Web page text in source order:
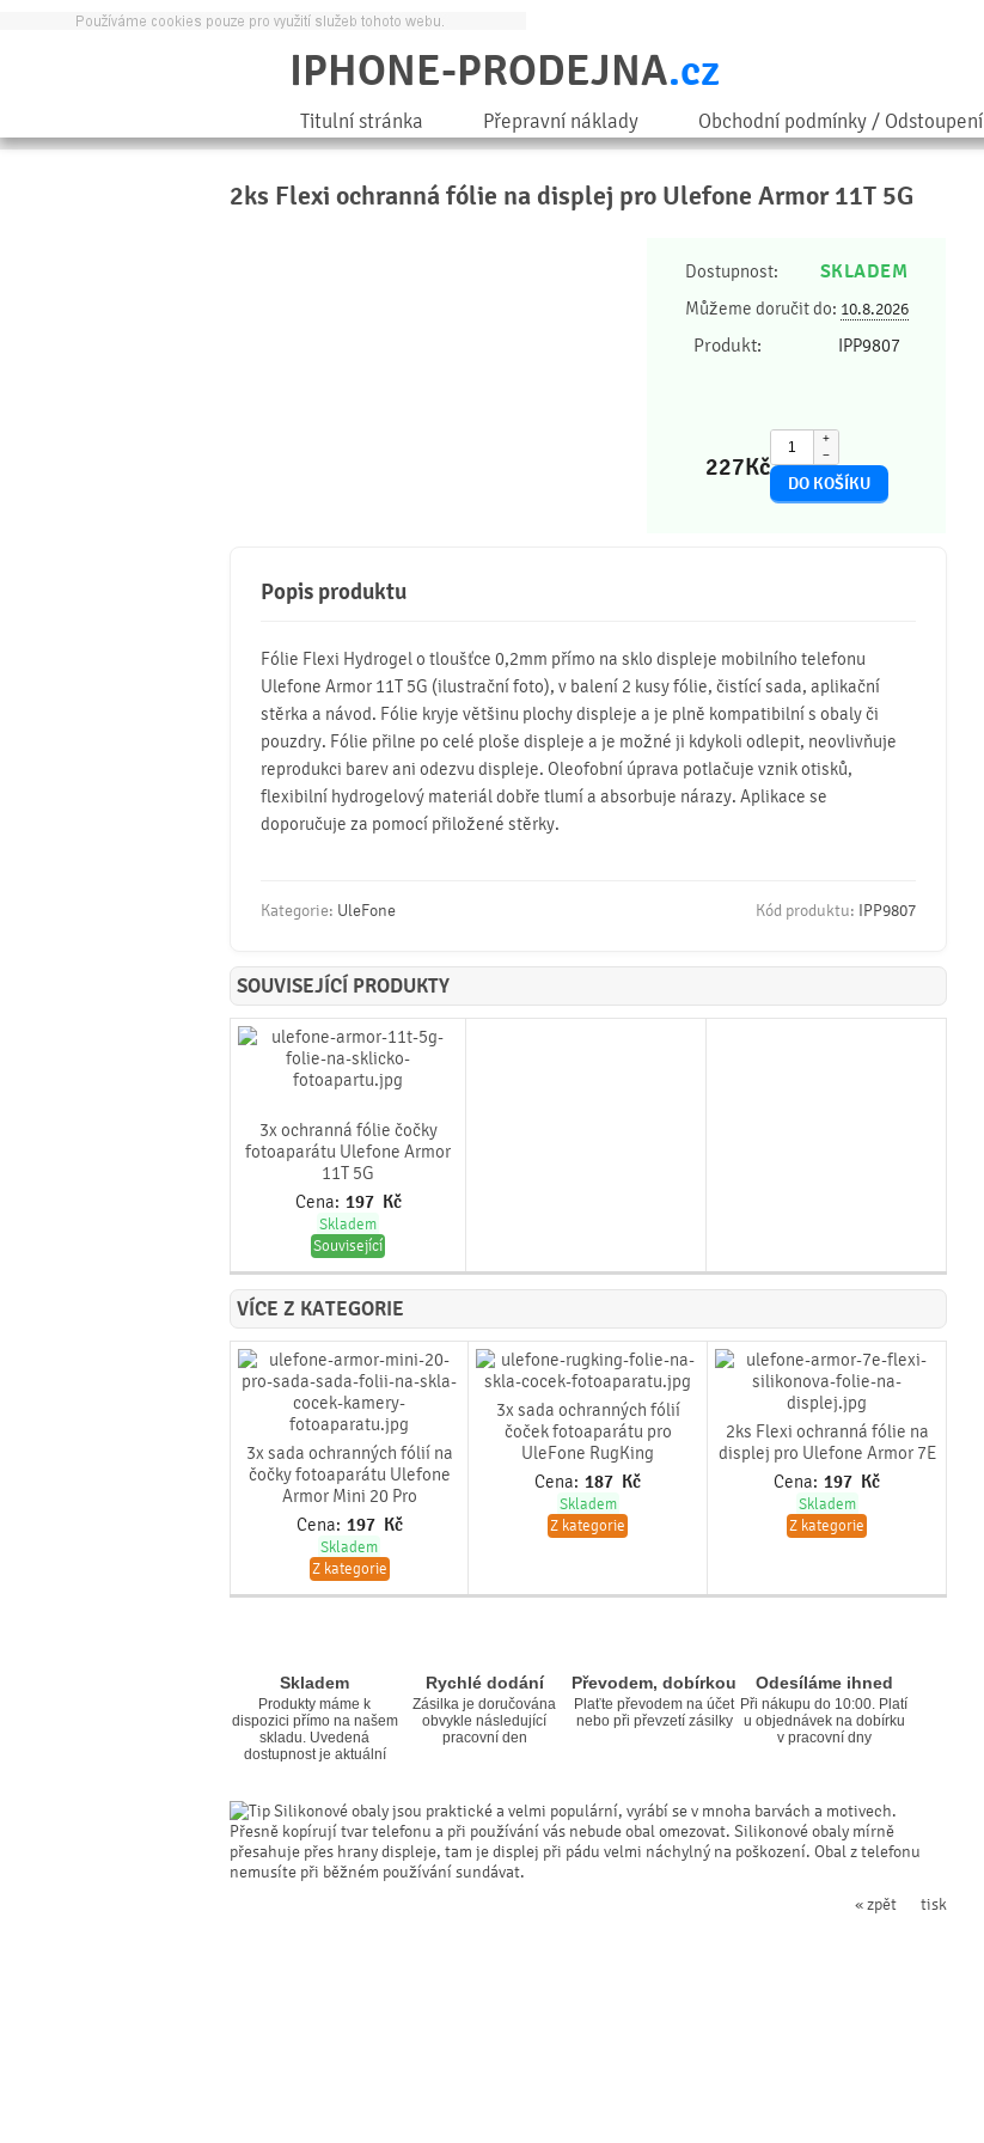
IPHONE-PRODEJNA.cz
Titulní stránka Přepravní náklady Obchodní podmínky / Odstoupení
2ks Flexi ochranná fólie na displej pro Ulefone Armor 11T 5G
Dostupnost: SKLADEM
Můžeme doručit do: 10.8.2026
Produkt: IPP9807
227Kč
+
−
Popis produktu
Fólie Flexi Hydrogel o tloušťce 0,2mm přímo na sklo displeje mobilního telefonu
Ulefone Armor 11T 5G (ilustrační foto), v balení 2 kusy fólie, čistící sada, aplikační
stěrka a návod. Fólie kryje většinu plochy displeje a je plně kompatibilní s obaly či
pouzdry. Fólie přilne po celé ploše displeje a je možné ji kdykoli odlepit, neovlivňuje
reprodukci barev ani odezvu displeje. Oleofobní úprava potlačuje vznik otisků,
flexibilní hydrogelový materiál dobře tlumí a absorbuje nárazy. Aplikace se
doporučuje za pomocí přiložené stěrky.
Kategorie: UleFone Kód produktu: IPP9807
SOUVISEJÍCÍ PRODUKTY
3x ochranná fólie čočky
fotoaparátu Ulefone Armor
11T 5G
Cena: 197 Kč
Skladem
Související
VÍCE Z KATEGORIE
3x sada ochranných fólií na
čočky fotoaparátu Ulefone
Armor Mini 20 Pro
Cena: 197 Kč
Skladem
Z kategorie
3x sada ochranných fólií
čoček fotoaparátu pro
UleFone RugKing
Cena: 187 Kč
Skladem
Z kategorie
2ks Flexi ochranná fólie na
displej pro Ulefone Armor 7E
Cena: 197 Kč
Skladem
Z kategorie
Skladem
Produkty máme k
dispozici přímo na našem
skladu. Uvedená
dostupnost je aktuální
Rychlé dodání
Zásilka je doručována
obvykle následující
pracovní den
Převodem, dobírkou
Plaťte převodem na účet
nebo při převzetí zásilky
Odesíláme ihned
Při nákupu do 10:00. Platí
u objednávek na dobírku
v pracovní dny
Silikonové obaly jsou praktické a velmi populární, vyrábí se v mnoha barvách a motivech.
Přesně kopírují tvar telefonu a při používání vás nebude obal omezovat. Silikonové obaly mírně
přesahuje přes hrany displeje, tam je displej při pádu velmi náchylný na poškození. Obal z telefonu
nemusíte při běžném používání sundávat.
tisk
« zpět